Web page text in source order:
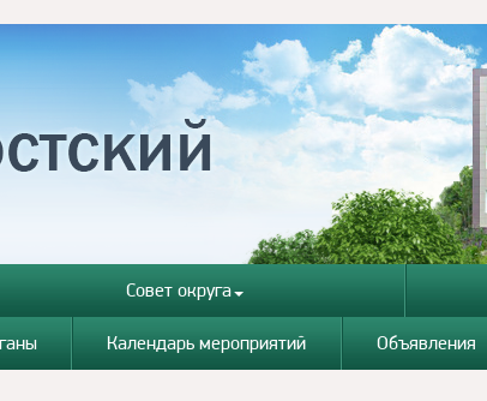
Совет округа
Календарь мероприятий Объявления